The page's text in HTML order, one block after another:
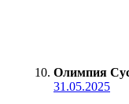
Олимпия
31.05.2025